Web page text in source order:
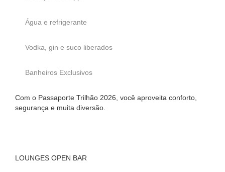
Água e refrigerante
Vodka, gin e suco liberados
Banheiros Exclusivos
Com o Passaporte Trilhão 2026, você aproveita conforto,
segurança e muita diversão.
LOUNGES OPEN BAR